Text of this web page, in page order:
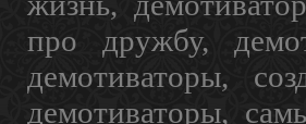
про дружбу,
демотиваторы,
демотиваторы,